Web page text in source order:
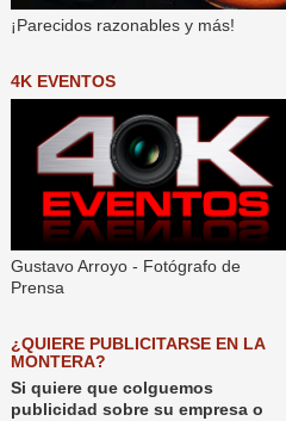
¡Parecidos razonables y más!
4K EVENTOS
Gustavo Arroyo - Fotógrafo de
Prensa
¿QUIERE PUBLICITARSE EN LA
MONTERA?
Si quiere que colguemos
publicidad sobre su empresa o